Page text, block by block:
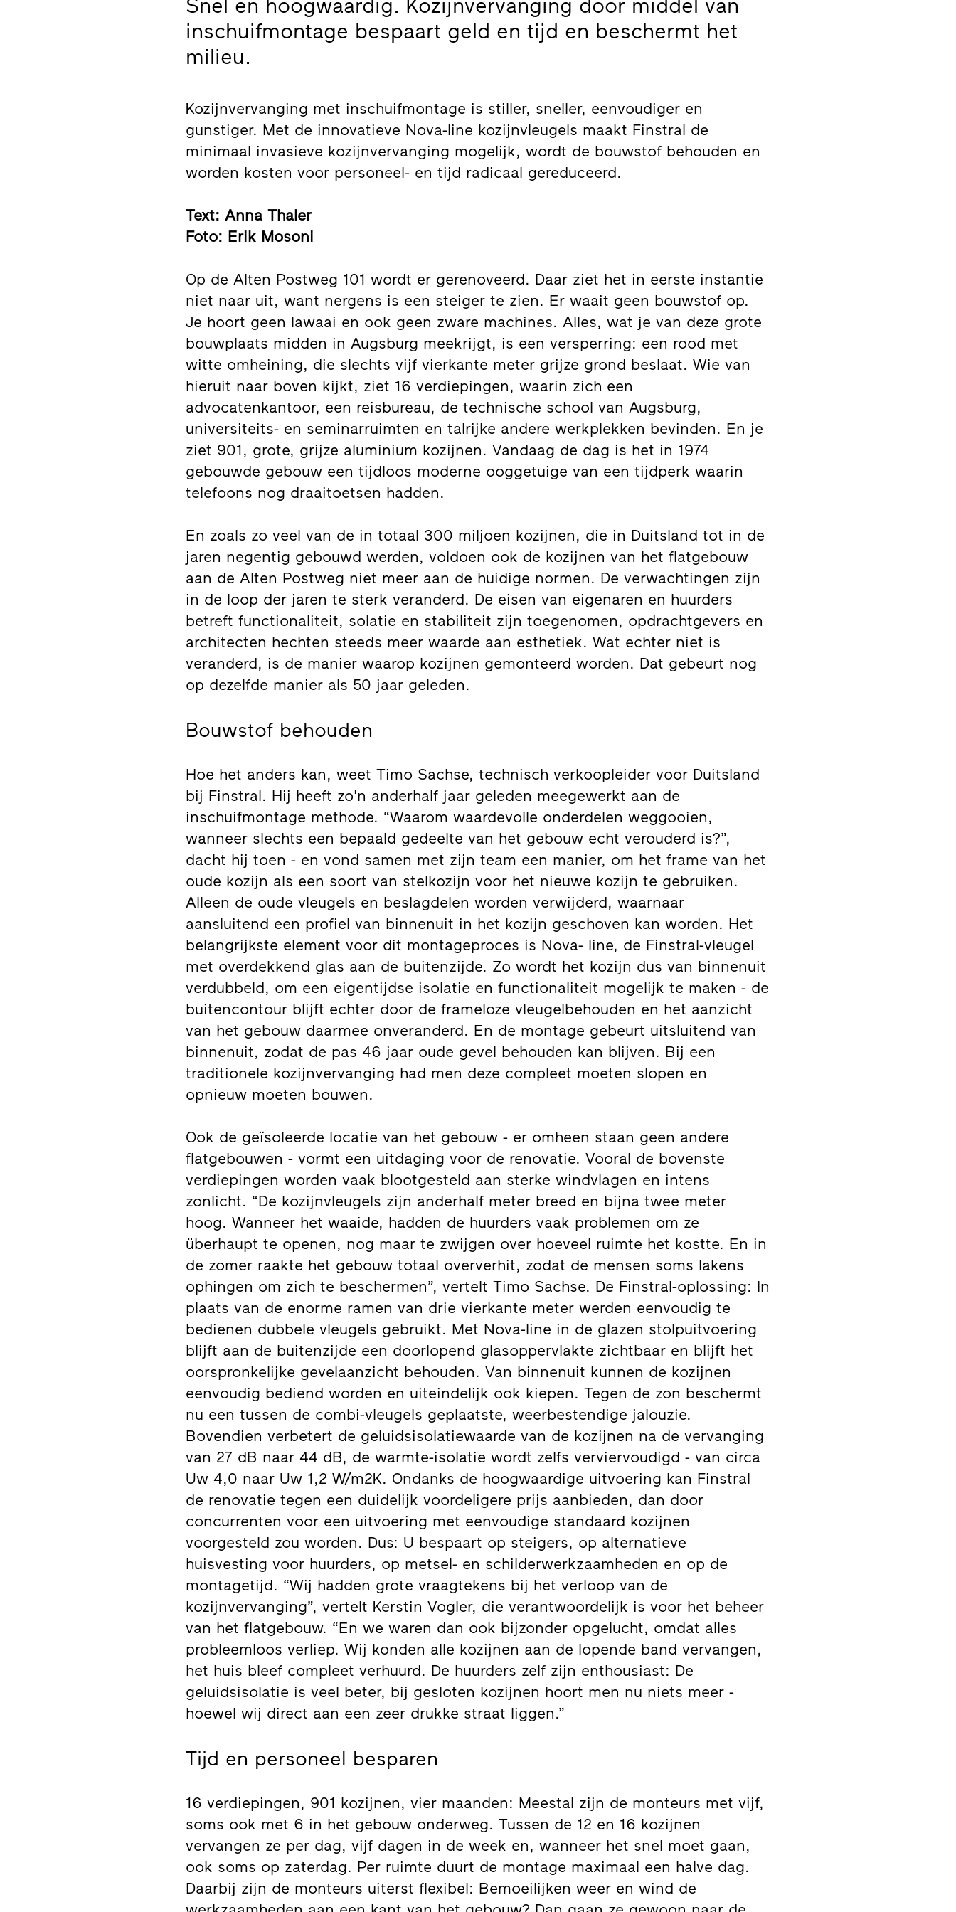
Snel en hoogwaardig. Kozijnvervanging door middel van
inschuifmontage bespaart geld en tijd en beschermt het
milieu.
Kozijnvervanging met inschuifmontage is stiller, sneller, eenvoudiger en
gunstiger. Met de innovatieve Nova-line kozijnvleugels maakt Finstral de
minimaal invasieve kozijnvervanging mogelijk, wordt de bouwstof behouden en
worden kosten voor personeel- en tijd radicaal gereduceerd.
Text: Anna Thaler
Foto: Erik Mosoni
Op de Alten Postweg 101 wordt er gerenoveerd. Daar ziet het in eerste instantie
niet naar uit, want nergens is een steiger te zien. Er waait geen bouwstof op.
Je hoort geen lawaai en ook geen zware machines. Alles, wat je van deze grote
bouwplaats midden in Augsburg meekrijgt, is een versperring: een rood met
witte omheining, die slechts vijf vierkante meter grijze grond beslaat. Wie van
hieruit naar boven kijkt, ziet 16 verdiepingen, waarin zich een
advocatenkantoor, een reisbureau, de technische school van Augsburg,
universiteits- en seminarruimten en talrijke andere werkplekken bevinden. En je
ziet 901, grote, grijze aluminium kozijnen. Vandaag de dag is het in 1974
gebouwde gebouw een tijdloos moderne ooggetuige van een tijdperk waarin
telefoons nog draaitoetsen hadden.
En zoals zo veel van de in totaal 300 miljoen kozijnen, die in Duitsland tot in de
jaren negentig gebouwd werden, voldoen ook de kozijnen van het flatgebouw
aan de Alten Postweg niet meer aan de huidige normen. De verwachtingen zijn
in de loop der jaren te sterk veranderd. De eisen van eigenaren en huurders
betreft functionaliteit, solatie en stabiliteit zijn toegenomen, opdrachtgevers en
architecten hechten steeds meer waarde aan esthetiek. Wat echter niet is
veranderd, is de manier waarop kozijnen gemonteerd worden. Dat gebeurt nog
op dezelfde manier als 50 jaar geleden.
Bouwstof behouden
Hoe het anders kan, weet Timo Sachse, technisch verkoopleider voor Duitsland
bij Finstral. Hij heeft zo'n anderhalf jaar geleden meegewerkt aan de
inschuifmontage methode. “Waarom waardevolle onderdelen weggooien,
wanneer slechts een bepaald gedeelte van het gebouw echt verouderd is?”,
dacht hij toen - en vond samen met zijn team een manier, om het frame van het
oude kozijn als een soort van stelkozijn voor het nieuwe kozijn te gebruiken.
Alleen de oude vleugels en beslagdelen worden verwijderd, waarnaar
aansluitend een profiel van binnenuit in het kozijn geschoven kan worden. Het
belangrijkste element voor dit montageproces is Nova- line, de Finstral-vleugel
met overdekkend glas aan de buitenzijde. Zo wordt het kozijn dus van binnenuit
verdubbeld, om een eigentijdse isolatie en functionaliteit mogelijk te maken - de
buitencontour blijft echter door de frameloze vleugelbehouden en het aanzicht
van het gebouw daarmee onveranderd. En de montage gebeurt uitsluitend van
binnenuit, zodat de pas 46 jaar oude gevel behouden kan blijven. Bij een
traditionele kozijnvervanging had men deze compleet moeten slopen en
opnieuw moeten bouwen.
Ook de geïsoleerde locatie van het gebouw - er omheen staan geen andere
flatgebouwen - vormt een uitdaging voor de renovatie. Vooral de bovenste
verdiepingen worden vaak blootgesteld aan sterke windvlagen en intens
zonlicht. “De kozijnvleugels zijn anderhalf meter breed en bijna twee meter
hoog. Wanneer het waaide, hadden de huurders vaak problemen om ze
überhaupt te openen, nog maar te zwijgen over hoeveel ruimte het kostte. En in
de zomer raakte het gebouw totaal oververhit, zodat de mensen soms lakens
ophingen om zich te beschermen”, vertelt Timo Sachse. De Finstral-oplossing: In
plaats van de enorme ramen van drie vierkante meter werden eenvoudig te
bedienen dubbele vleugels gebruikt. Met Nova-line in de glazen stolpuitvoering
blijft aan de buitenzijde een doorlopend glasoppervlakte zichtbaar en blijft het
oorspronkelijke gevelaanzicht behouden. Van binnenuit kunnen de kozijnen
eenvoudig bediend worden en uiteindelijk ook kiepen. Tegen de zon beschermt
nu een tussen de combi-vleugels geplaatste, weerbestendige jalouzie.
Bovendien verbetert de geluidsisolatiewaarde van de kozijnen na de vervanging
van 27 dB naar 44 dB, de warmte-isolatie wordt zelfs verviervoudigd - van circa
Uw 4,0 naar Uw 1,2 W/m2K. Ondanks de hoogwaardige uitvoering kan Finstral
de renovatie tegen een duidelijk voordeligere prijs aanbieden, dan door
concurrenten voor een uitvoering met eenvoudige standaard kozijnen
voorgesteld zou worden. Dus: U bespaart op steigers, op alternatieve
huisvesting voor huurders, op metsel- en schilderwerkzaamheden en op de
montagetijd. “Wij hadden grote vraagtekens bij het verloop van de
kozijnvervanging”, vertelt Kerstin Vogler, die verantwoordelijk is voor het beheer
van het flatgebouw. “En we waren dan ook bijzonder opgelucht, omdat alles
probleemloos verliep. Wij konden alle kozijnen aan de lopende band vervangen,
het huis bleef compleet verhuurd. De huurders zelf zijn enthousiast: De
geluidsisolatie is veel beter, bij gesloten kozijnen hoort men nu niets meer -
hoewel wij direct aan een zeer drukke straat liggen.”
Tijd en personeel besparen
16 verdiepingen, 901 kozijnen, vier maanden: Meestal zijn de monteurs met vijf,
soms ook met 6 in het gebouw onderweg. Tussen de 12 en 16 kozijnen
vervangen ze per dag, vijf dagen in de week en, wanneer het snel moet gaan,
ook soms op zaterdag. Per ruimte duurt de montage maximaal een halve dag.
Daarbij zijn de monteurs uiterst flexibel: Bemoeilijken weer en wind de